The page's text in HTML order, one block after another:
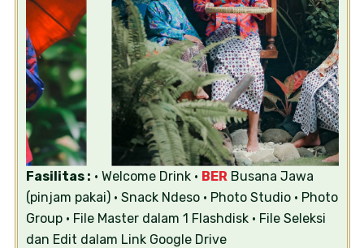
Fasilitas : • Welcome Drink• BERBusana Jawa
(pinjam pakai)• Snack Ndeso• Photo Studio• Photo
Group• File Master dalam 1 Flashdisk• File Seleksi
dan Edit dalam Link Google Drive